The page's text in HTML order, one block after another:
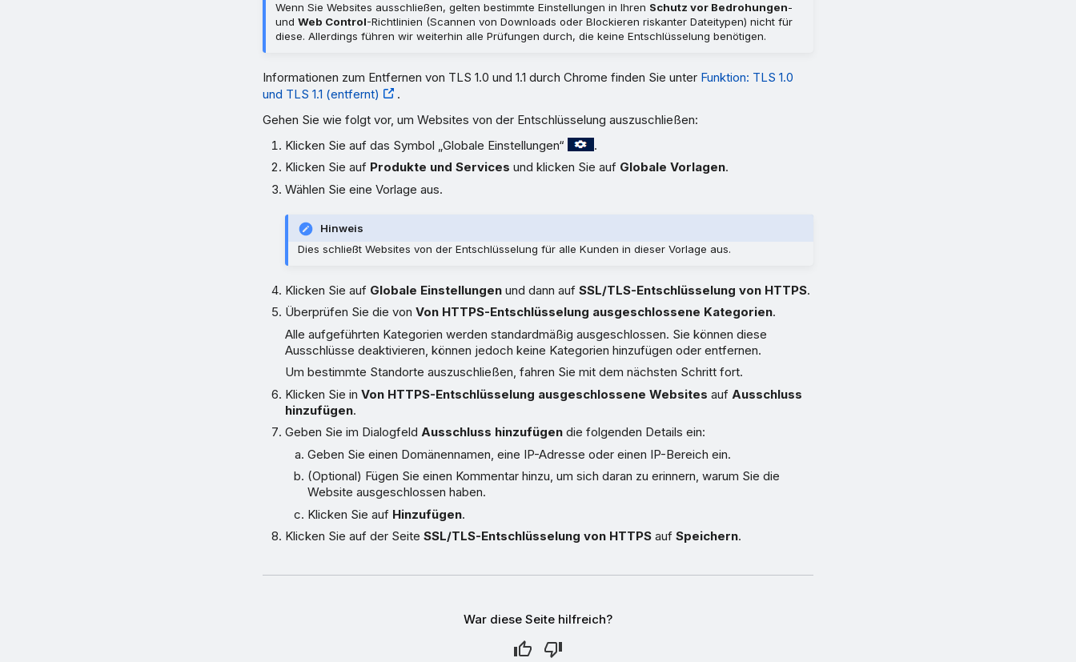
Wenn Sie Websites ausschließen, gelten bestimmte Einstellungen in Ihren Schutz vor Bedrohungen-
und Web Control-Richtlinien (Scannen von Downloads oder Blockieren riskanter Dateitypen) nicht für
diese. Allerdings führen wir weiterhin alle Prüfungen durch, die keine Entschlüsselung benötigen.
Informationen zum Entfernen von TLS 1.0 und 1.1 durch Chrome finden Sie unter Funktion: TLS 1.0
und TLS 1.1 (entfernt)
.
Gehen Sie wie folgt vor, um Websites von der Entschlüsselung auszuschließen:
Klicken Sie auf das Symbol „Globale Einstellungen“
.
Klicken Sie auf Produkte und Services und klicken Sie auf Globale Vorlagen.
Wählen Sie eine Vorlage aus.
Hinweis
Dies schließt Websites von der Entschlüsselung für alle Kunden in dieser Vorlage aus.
Klicken Sie auf Globale Einstellungen und dann aufSSL/TLS-Entschlüsselung von HTTPS.
Überprüfen Sie die vonVon HTTPS-Entschlüsselung ausgeschlossene Kategorien.
Alle aufgeführten Kategorien werden standardmäßig ausgeschlossen. Sie können diese
Ausschlüsse deaktivieren, können jedoch keine Kategorien hinzufügen oder entfernen.
Um bestimmte Standorte auszuschließen, fahren Sie mit dem nächsten Schritt fort.
Klicken Sie inVon HTTPS-Entschlüsselung ausgeschlossene Websites auf Ausschluss
hinzufügen.
Geben Sie im DialogfeldAusschluss hinzufügen die folgenden Details ein:
Geben Sie einen Domänennamen, eine IP-Adresse oder einen IP-Bereich ein.
(Optional) Fügen Sie einen Kommentar hinzu, um sich daran zu erinnern, warum Sie die
Website ausgeschlossen haben.
Klicken Sie auf Hinzufügen.
Klicken Sie auf der SeiteSSL/TLS-Entschlüsselung von HTTPS aufSpeichern.
War diese Seite hilfreich?